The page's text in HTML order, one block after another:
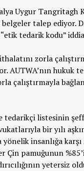
Uygur Tangritagh
talep ediyor.
tedarik kodu”
zorla
AUTWA’nın hukuk
çalıştırmayla
listesinin
bir yılı
insanlığa karşı
Çin pamuğunun
yetersiz